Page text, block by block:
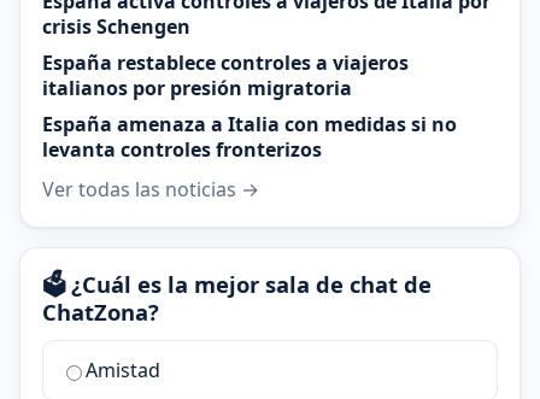
crisis Schengen
España restablece controles a viajeros
italianos por presión migratoria
España amenaza a Italia con medidas si no
levanta controles fronterizos
Ver todas las noticias →
🗳️ ¿Cuál es la mejor sala de chat de
ChatZona?
¿Cuál
Amistad